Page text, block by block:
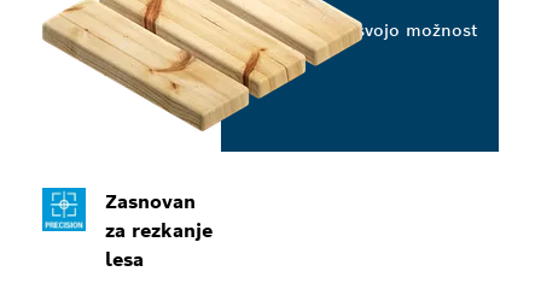
Zasnovan
za rezkanje
lesa
Izberite svojo možnost